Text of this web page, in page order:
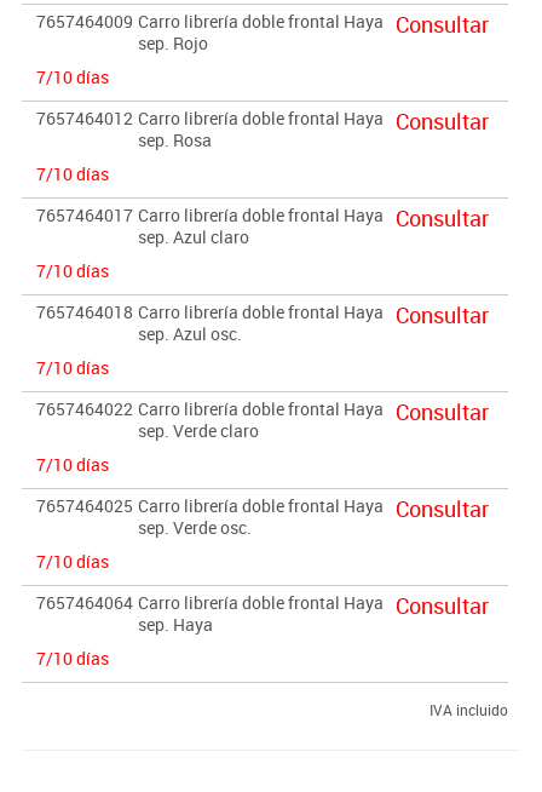
7657464009 Carro librería doble frontal Haya
sep. Rojo
7/10 días
Consultar
7657464012 Carro librería doble frontal Haya
sep. Rosa
7/10 días
Consultar
7657464017 Carro librería doble frontal Haya
sep. Azul claro
7/10 días
Consultar
7657464018 Carro librería doble frontal Haya
sep. Azul osc.
7/10 días
Consultar
7657464022 Carro librería doble frontal Haya
sep. Verde claro
7/10 días
Consultar
7657464025 Carro librería doble frontal Haya
sep. Verde osc.
7/10 días
Consultar
7657464064 Carro librería doble frontal Haya
sep. Haya
7/10 días
Consultar
IVA incluido